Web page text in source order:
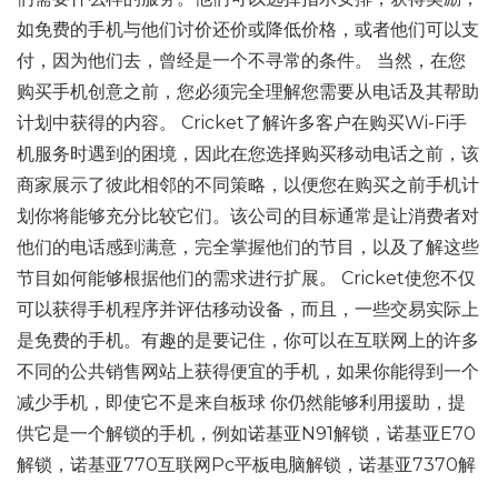
如免费的手机与他们讨价还价或降低价格，或者他们可以支
付，因为他们去，曾经是一个不寻常的条件。 当然，在您
购买手机创意之前，您必须完全理解您需要从电话及其帮助
计划中获得的内容。 Cricket了解许多客户在购买Wi-Fi手
机服务时遇到的困境，因此在您选择购买移动电话之前，该
商家展示了彼此相邻的不同策略，以便您在购买之前手机计
划你将能够充分比较它们。该公司的目标通常是让消费者对
他们的电话感到满意，完全掌握他们的节目，以及了解这些
节目如何能够根据他们的需求进行扩展。 Cricket使您不仅
可以获得手机程序并评估移动设备，而且，一些交易实际上
是免费的手机。有趣的是要记住，你可以在互联网上的许多
不同的公共销售网站上获得便宜的手机，如果你能得到一个
减少手机，即使它不是来自板球 你仍然能够利用援助，提
供它是一个解锁的手机，例如诺基亚N91解锁，诺基亚E70
解锁，诺基亚770互联网Pc平板电脑解锁，诺基亚7370解